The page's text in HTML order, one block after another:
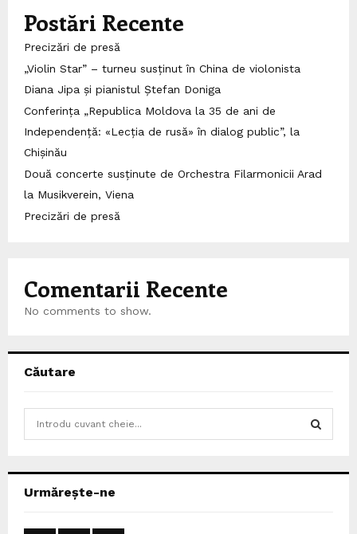
Postări Recente
Precizări de presă
„Violin Star” – turneu susținut în China de violonista
Diana Jipa și pianistul Ștefan Doniga
Conferința „Republica Moldova la 35 de ani de
Independență: «Lecția de rusă» în dialog public”, la
Chișinău
Două concerte susținute de Orchestra Filarmonicii Arad
la Musikverein, Viena
Precizări de presă
Comentarii Recente
No comments to show.
Căutare
h
Urmărește-ne